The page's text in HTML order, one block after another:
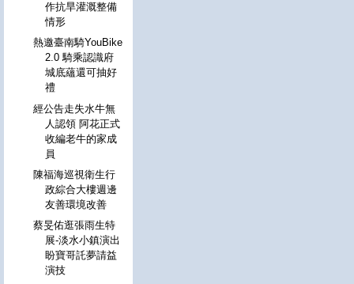
作抗旱灌溉整備
情形
熱邀臺南騎YouBike
2.0 騎乘認識府
城底蘊還可抽好
禮
經公告走失水牛無
人認領 阿花正式
收編老牛的家成
員
陳福海巡視衛生行
政綜合大樓週邊
友善環境改善
蔡旻佑逛張雨生特
展-淡水小鎮演出
盼寶哥託夢請益
演技